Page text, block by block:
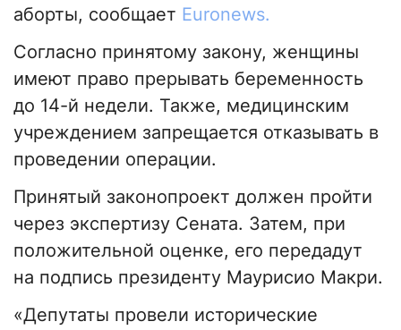
аборты, сообщает Euronews.
Согласно принятому закону, женщины
имеют право прерывать беременность
до 14-й недели. Также, медицинским
учреждением запрещается отказывать в
проведении операции.
Принятый законопроект должен пройти
через экспертизу Сената. Затем, при
положительной оценке, его передадут
на подпись президенту Маурисио Макри.
«Депутаты провели исторические